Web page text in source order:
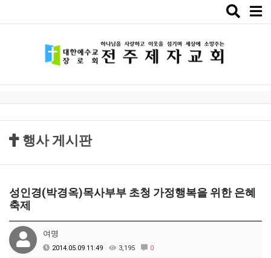
Toggle
행사 게시판
성인경(박경옥)목사부부 초청 가정행복을 위한 은혜
축제
여명
2014.05.09 11:49 3,195 0